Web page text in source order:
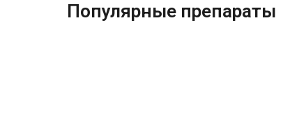
Популярные препараты